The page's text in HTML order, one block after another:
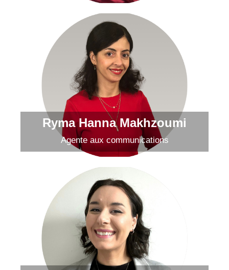
Ryma Hanna Makhzoumi
Agente aux communications
Ryma Makhzoumi
Envoyer un courriel
Catherine Brunet-Messier
Envoyer un courriel